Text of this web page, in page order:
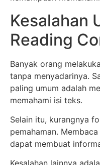
Kesalahan
Reading
Banyak orang
tanpa menyadarinya.
paling umum adalah
memahami isi teks.
Selain itu, kurangnya
pemahaman.
dapat membuat